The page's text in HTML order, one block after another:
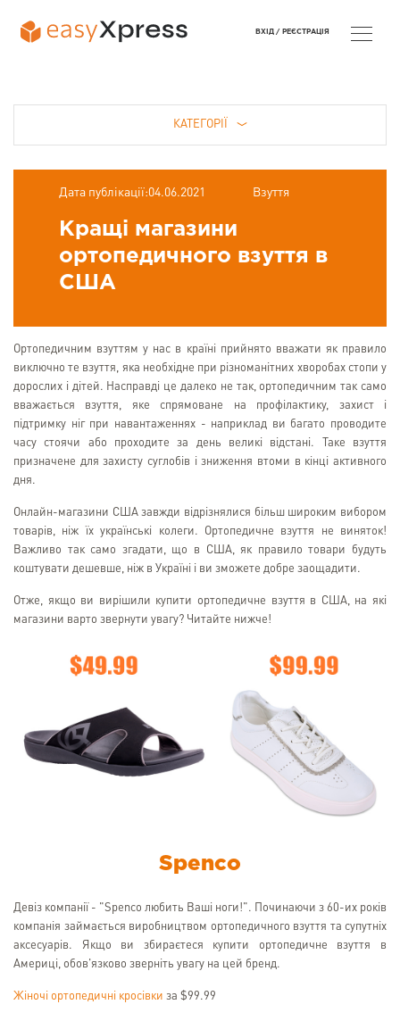
КАТЕГОРІЇ
Дата публікації:04.06.2021 Взуття
Кращі магазини
ортопедичного взуття в
США
Ортопедичним взуттям у нас в країні прийнято вважати як правило
виключно те взуття, яка необхідне при різноманітних хворобах стопи у
дорослих і дітей. Насправді це далеко не так, ортопедичним так само
вважається взуття, яке спрямоване на профілактику, захист і
підтримку ніг при навантаженнях - наприклад ви багато проводите
часу стоячи або проходите за день великі відстані. Таке взуття
призначене для захисту суглобів і зниження втоми в кінці активного
дня.
Онлайн-магазини США завжди відрізнялися більш широким вибором
товарів, ніж їх українські колеги. Ортопедичне взуття не виняток!
Важливо так само згадати, що в США, як правило товари будуть
коштувати дешевше, ніж в Україні і ви зможете добре заощадити.
Отже, якщо ви вирішили купити ортопедичне взуття в США, на які
магазини варто звернути увагу? Читайте нижче!
Spenco
Девіз компанії - "Spenco любить Ваші ноги!". Починаючи з 60-их років
компанія займається виробництвом ортопедичного взуття та супутніх
аксесуарів. Якщо ви збираєтеся купити ортопедичне взуття в
Америці, обов'язково зверніть увагу на цей бренд.
Жіночі ортопедичні кросівки за $99.99
ВХІД / РЕЄСТРАЦІЯ